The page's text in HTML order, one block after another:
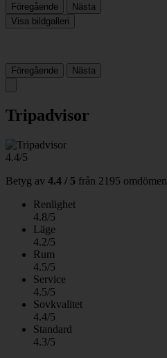
Föregående
Nästa
Visa bildgalleri
Föregående Nästa
Tripadvisor
4.4/5
Betyg av 4.4 / 5 från 2195 omdömen
Renlighet
4.8/5
Läge
4.2/5
Rum
4.5/5
Service
4.5/5
Sovkvalitet
4.4/5
Standard
4.3/5